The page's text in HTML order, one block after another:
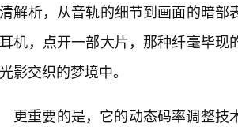
解析，从音轨的细节到画面的暗
耳机，点开一部大片，那种纤毫毕
影交织的梦境中。
更重要的是，它的动态码率调整